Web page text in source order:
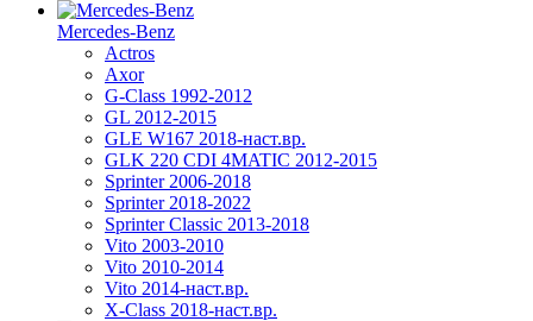
Mercedes-Benz
Actros
Axor
G-Class 1992-2012
GL 2012-2015
GLE W167 2018-наст.вр.
GLK 220 CDI 4MATIC 2012-2015
Sprinter 2006-2018
Sprinter 2018-2022
Sprinter Classic 2013-2018
Vito 2003-2010
Vito 2010-2014
Vito 2014-наст.вр.
X-Class 2018-наст.вр.